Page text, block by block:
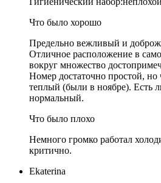
Что было хорошо
Предельно вежливый и
Отличное расположение в
вокруг множество
Номер достаточно простой,
теплый (были в ноябре). Есть
нормальный.
Что было плохо
Немного громко работал
критично.
Ekaterina